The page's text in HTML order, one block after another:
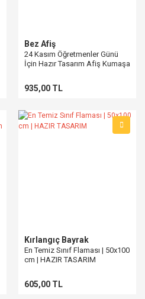
Bez Afiş
24 Kasım Öğretmenler Günü
İçin Hazır Tasarım Afiş Kumaşa
935,00 TL
Kırlangıç Bayrak
En Temiz Sınıf Flaması | 50x100
cm | HAZIR TASARIM
605,00 TL